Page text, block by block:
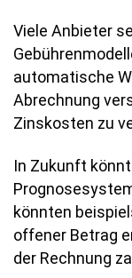
Viele Anbieter
automatische
Abrechnung
Zinskosten zu
In Zukunft
könnten
offener Betrag
der Rechnung